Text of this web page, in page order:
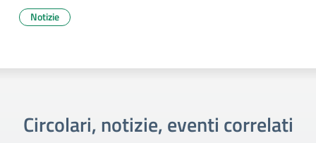
Notizie
Circolari, notizie, eventi correlati